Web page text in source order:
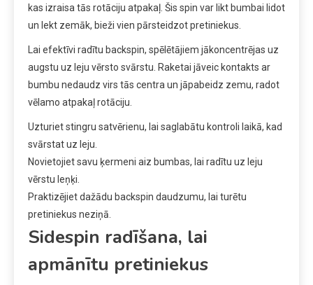
kas izraisa tās rotāciju atpakaļ. Šis spin var likt bumbai lidot
un lekt zemāk, bieži vien pārsteidzot pretiniekus.
Lai efektīvi radītu backspin, spēlētājiem jākoncentrējas uz
augstu uz leju vērsto svārstu. Raketai jāveic kontakts ar
bumbu nedaudz virs tās centra un jāpabeidz zemu, radot
vēlamo atpakaļ rotāciju.
Uzturiet stingru satvērienu, lai saglabātu kontroli laikā, kad
svārstat uz leju.
Novietojiet savu ķermeni aiz bumbas, lai radītu uz leju
vērstu leņķi.
Praktizējiet dažādu backspin daudzumu, lai turētu
pretiniekus neziņā.
Sidespin radīšana, lai
apmānītu pretiniekus